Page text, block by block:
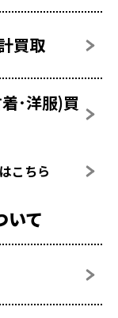
買取
･洋服)買
こちら
いて